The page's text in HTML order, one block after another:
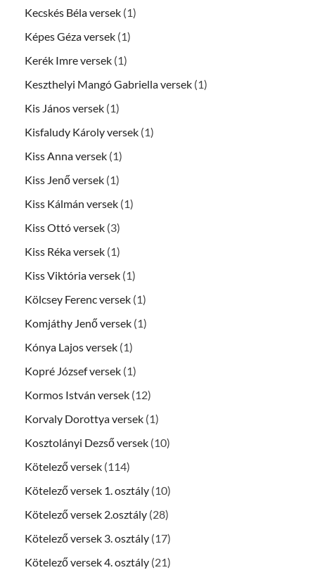
Kecskés Béla versek (1)
Képes Géza versek (1)
Kerék Imre versek (1)
Keszthelyi Mangó Gabriella versek (1)
Kis János versek (1)
Kisfaludy Károly versek (1)
Kiss Anna versek (1)
Kiss Jenő versek (1)
Kiss Kálmán versek (1)
Kiss Ottó versek (3)
Kiss Réka versek (1)
Kiss Viktória versek (1)
Kölcsey Ferenc versek (1)
Komjáthy Jenő versek (1)
Kónya Lajos versek (1)
Kopré József versek (1)
Kormos István versek (12)
Korvaly Dorottya versek (1)
Kosztolányi Dezső versek (10)
Kötelező versek (114)
Kötelező versek 1. osztály (10)
Kötelező versek 2.osztály (28)
Kötelező versek 3. osztály (17)
Kötelező versek 4. osztály (21)